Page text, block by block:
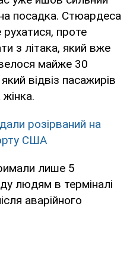
посадка. Стюардеса
проте
з літака, який вже
майже 30
відвіз пасажирів
розірваний на
США
лише 5
людям в терміналі
аварійного